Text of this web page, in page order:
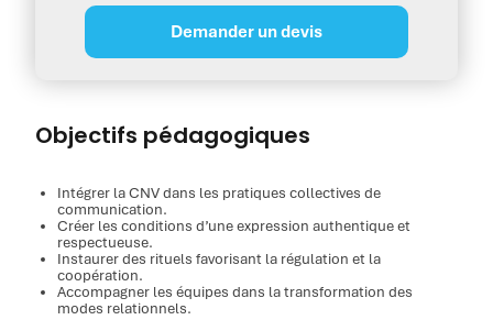
Demander un devis
Objectifs pédagogiques
Intégrer la CNV dans les pratiques collectives de
communication.
Créer les conditions d’une expression authentique et
respectueuse.
Instaurer des rituels favorisant la régulation et la
coopération.
Accompagner les équipes dans la transformation des
modes relationnels.